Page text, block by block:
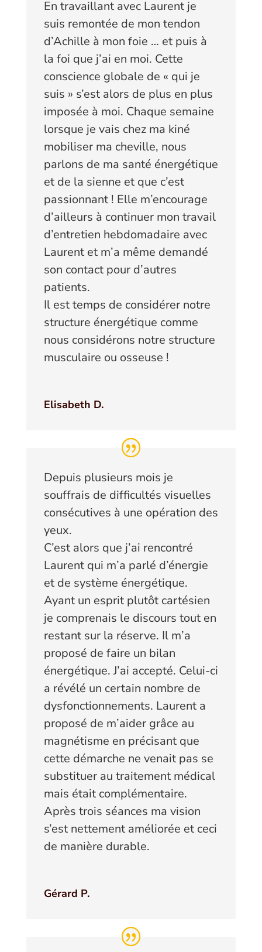
En travaillant avec Laurent je
suis remontée de mon tendon
d’Achille à mon foie … et puis à
la foi que j’ai en moi. Cette
conscience globale de « qui je
suis » s’est alors de plus en plus
imposée à moi. Chaque semaine
lorsque je vais chez ma kiné
mobiliser ma cheville, nous
parlons de ma santé énergétique
et de la sienne et que c’est
passionnant ! Elle m’encourage
d’ailleurs à continuer mon travail
d’entretien hebdomadaire avec
Laurent et m’a même demandé
son contact pour d’autres
patients.
Il est temps de considérer notre
structure énergétique comme
nous considérons notre structure
musculaire ou osseuse !
Elisabeth D.
Depuis plusieurs mois je
souffrais de difficultés visuelles
consécutives à une opération des
yeux.
C’est alors que j’ai rencontré
Laurent qui m’a parlé d’énergie
et de système énergétique.
Ayant un esprit plutôt cartésien
je comprenais le discours tout en
restant sur la réserve. Il m’a
proposé de faire un bilan
énergétique. J’ai accepté. Celui-ci
a révélé un certain nombre de
dysfonctionnements. Laurent a
proposé de m’aider grâce au
magnétisme en précisant que
cette démarche ne venait pas se
substituer au traitement médical
mais était complémentaire.
Après trois séances ma vision
s’est nettement améliorée et ceci
de manière durable.
Gérard P.